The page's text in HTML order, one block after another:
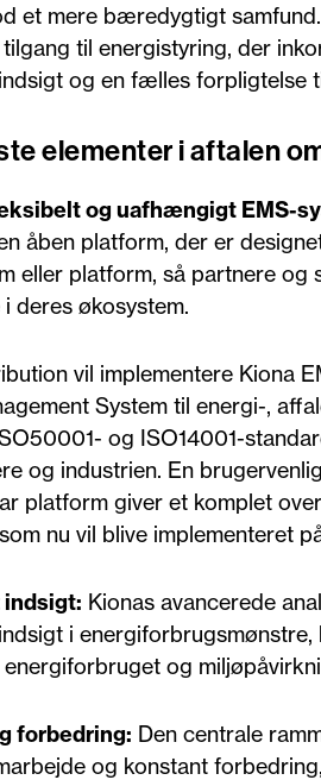
et mere bæredygtigt
til energistyring, der
og en fælles forpligtelse
elementer i aftalen
og uafhængigt EMS-
åben platform, der er
eller platform, så partnere
deres økosystem.
vil implementere Kiona
System til energi-,
og ISO14001-
og industrien. En
platform giver et komplet
nu vil blive implementeret
indsigt: Kionas avancerede
i
og
forbedring: Den centrale
og konstant